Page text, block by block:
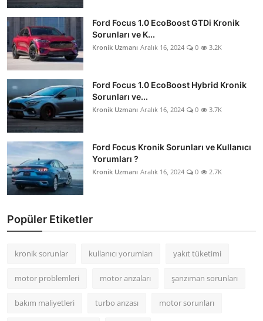
Ford Focus 1.0 EcoBoost GTDi Kronik
Sorunları ve K...
Kronik Uzmanı Aralık 16, 2024 0 3.2K
Ford Focus 1.0 EcoBoost Hybrid Kronik
Sorunları ve...
Kronik Uzmanı Aralık 16, 2024 0 3.7K
Ford Focus Kronik Sorunları ve Kullanıcı
Yorumları ?
Kronik Uzmanı Aralık 16, 2024 0 2.7K
Popüler Etiketler
kronik sorunlar kullanıcı yorumları yakıt tüketimi
motor problemleri motor arızaları şanzıman sorunları
bakım maliyetleri turbo arızası motor sorunları